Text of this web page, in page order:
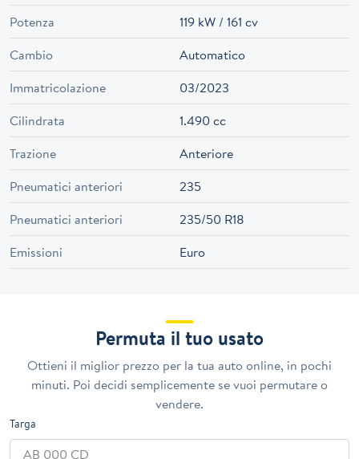
Potenza
119 kW / 161 cv
Cambio
Automatico
Immatricolazione
03/2023
Cilindrata
1.490 cc
Trazione
Anteriore
Pneumatici anteriori
235
Pneumatici anteriori
235/50 R18
Emissioni
Euro
Permuta il tuo usato
Ottieni il miglior prezzo per la tua auto online, in pochi
minuti. Poi decidi semplicemente se vuoi permutare o
vendere.
Targa